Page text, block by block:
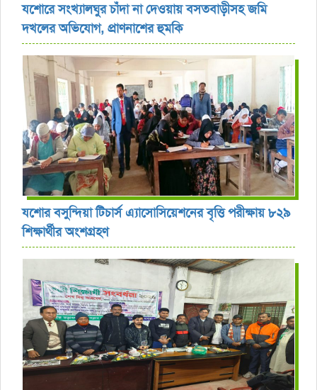
যশোরে সংখ্যালঘুর চাঁদা না দেওয়ায় বসতবাড়ীসহ জমি
দখলের অভিযোগ, প্রাণনাশের হুমকি
যশোর বসুন্দিয়া টিচার্স এ্যাসোসিয়েশনের বৃত্তি পরীক্ষায় ৮২৯
শিক্ষার্থীর অংশগ্রহণ